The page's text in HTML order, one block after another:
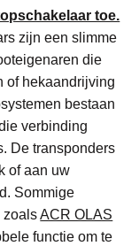
toe.
zijn een slimme
die
of hekaandrijving
bestaan
verbinding
De transponders
of aan uw
Sommige
zoalsACR OLAS
functie om te